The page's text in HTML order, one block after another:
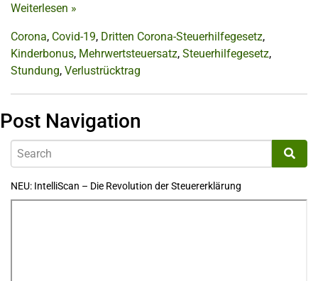
Weiterlesen »
Corona, Covid-19, Dritten Corona-Steuerhilfegesetz,
Kinderbonus, Mehrwertsteuersatz, Steuerhilfegesetz,
Stundung, Verlustrücktrag
Post Navigation
NEU: IntelliScan – Die Revolution der Steuererklärung